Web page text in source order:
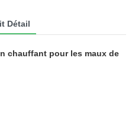
Détail
chauffant pour les maux de